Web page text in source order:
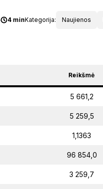
4 minKategorija: Naujienos
Reikšmė
5 661,2
5 259,5
1,1363
96 854,0
3 259,7